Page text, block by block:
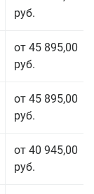
руб.
от 45 895,00
руб.
от 45 895,00
руб.
от 40 945,00
руб.